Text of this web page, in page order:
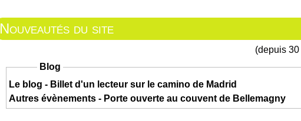
Nouveautés du site
(depuis
Blog
Le blog - Billet d'un lecteur sur le camino de Madrid
Autres évènements - Porte ouverte au couvent de Bellemagny